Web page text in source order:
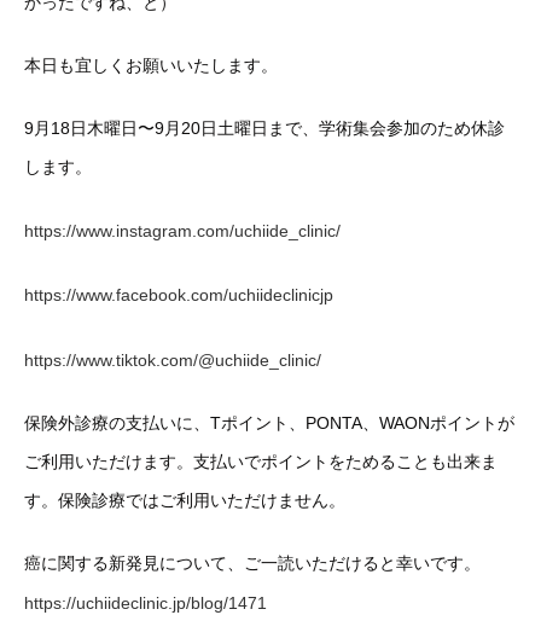
本日も宜しくお願いいたします。
9月18日木曜日〜9月20日土曜日まで、学術集会参加のため休診
します。
https://www.instagram.com/uchiide_clinic/
https://www.facebook.com/uchiideclinicjp
https://www.tiktok.com/@uchiide_clinic/
保険外診療の支払いに、Tポイント、PONTA、WAONポイントが
ご利用いただけます。支払いでポイントをためることも出来ま
す。保険診療ではご利用いただけません。
癌に関する新発見について、ご一読いただけると幸いです。
https://uchiideclinic.jp/blog/1471